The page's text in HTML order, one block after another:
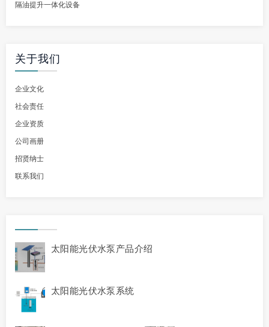
隔油提升一体化设备
关于我们
企业文化
社会责任
企业资质
公司画册
招贤纳士
联系我们
太阳能光伏水泵产品介绍
太阳能光伏水泵系统